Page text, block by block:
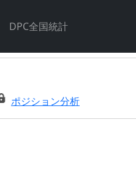
DPC全国統計
ポジション分析